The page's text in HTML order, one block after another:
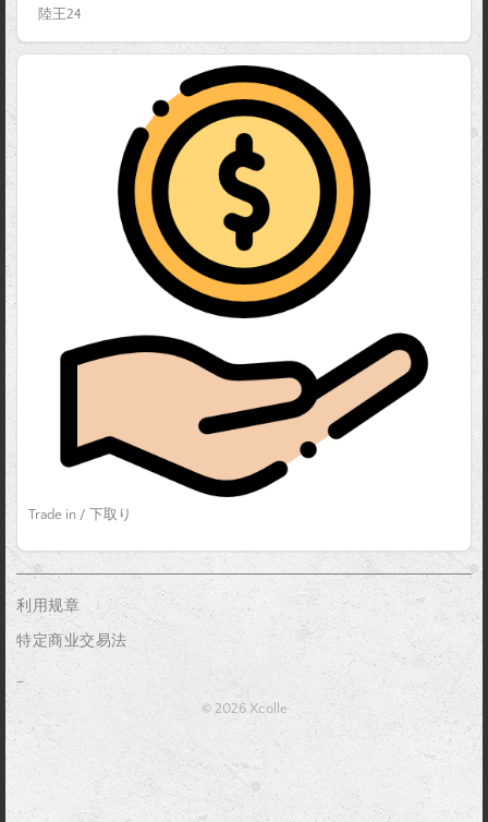
陸王24
Trade in / 下取り
利用规章
特定商业交易法
_
© 2026 Xcolle